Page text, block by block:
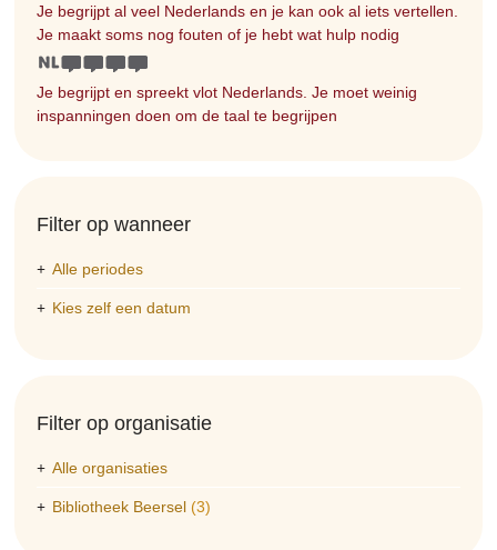
Je begrijpt al veel Nederlands en je kan ook al iets vertellen.
Je maakt soms nog fouten of je hebt wat hulp nodig
Je begrijpt en spreekt vlot Nederlands. Je moet weinig
inspanningen doen om de taal te begrijpen
Filter op wanneer
Alle periodes
Kies zelf een datum
Filter op organisatie
Alle organisaties
Bibliotheek Beersel (3)